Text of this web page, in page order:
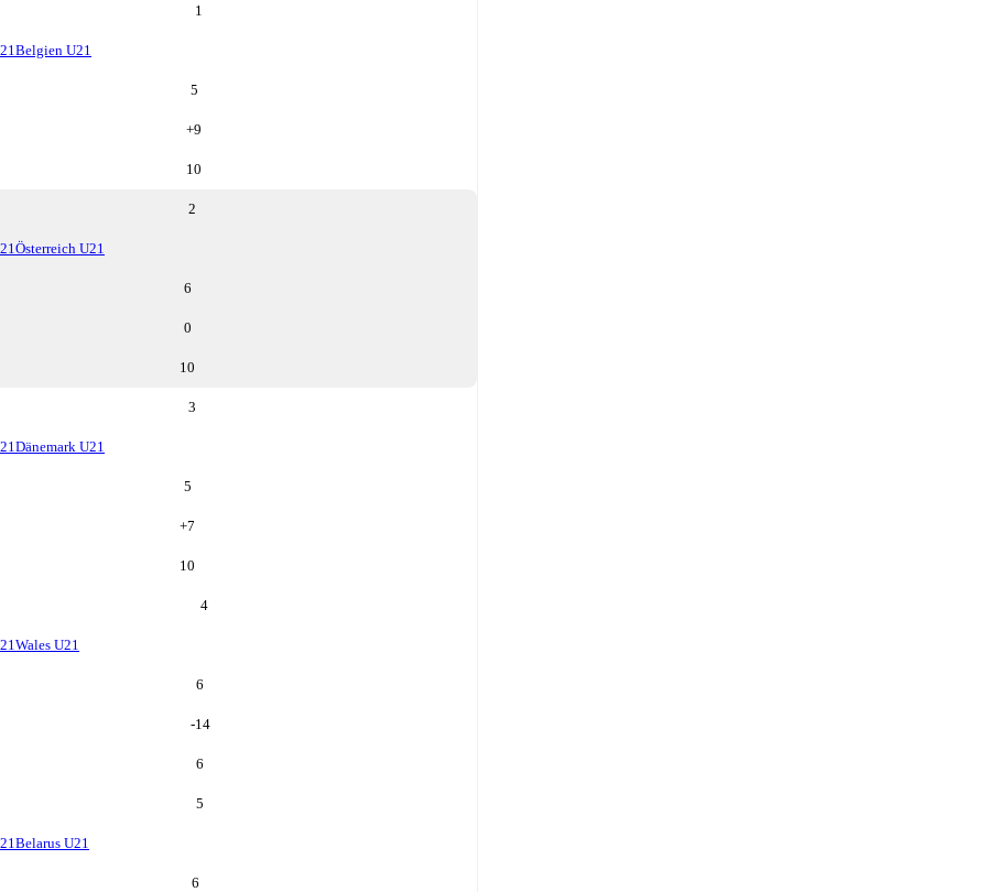
1
Belgien U21
5
+9
10
2
Österreich U21
6
0
10
3
Dänemark U21
5
+7
10
4
Wales U21
6
-14
6
5
Belarus U21
6